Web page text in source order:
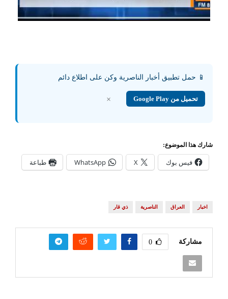
📱 حمل تطبيق أخبار الناصرية وكن على اطلاع دائم
تحميل من Google Play ×
شارك هذا الموضوع:
فيس بوك X
WhatsApp طباعة
اخبار العراق الناصرية ذي قار
مشاركة 0